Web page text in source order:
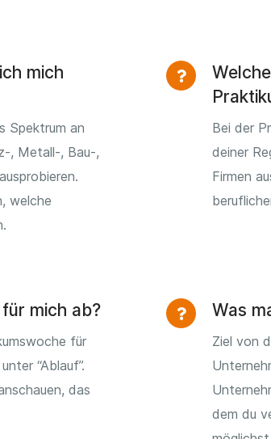
mich
Spektrum an
, Metall-, Bau-,
welche
Bei der
deiner
Firmen
mich ab?
für
“Ablauf”.
das
Was
Ziel von
dem du